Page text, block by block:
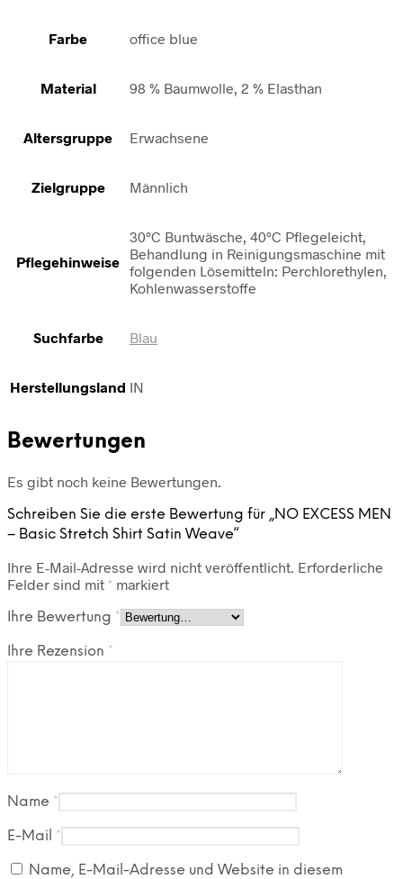
Farbe office blue
Material 98 % Baumwolle, 2 % Elasthan
Altersgruppe Erwachsene
Zielgruppe Männlich
Pflegehinweise
30°C Buntwäsche, 40°C Pflegeleicht,
Behandlung in Reinigungsmaschine mit
folgenden Lösemitteln: Perchlorethylen,
Kohlenwasserstoffe
Suchfarbe Blau
Herstellungsland IN
Bewertungen
Es gibt noch keine Bewertungen.
Schreiben Sie die erste Bewertung für „NO EXCESS MEN
– Basic Stretch Shirt Satin Weave“
Ihre E-Mail-Adresse wird nicht veröffentlicht. Erforderliche
Felder sind mit * markiert
Ihre Bewertung *
Ihre Rezension *
Name *
E-Mail *
Name, E-Mail-Adresse und Website in diesem